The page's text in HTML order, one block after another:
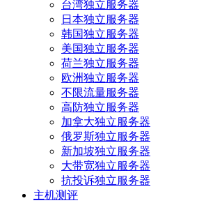
台湾独立服务器
日本独立服务器
韩国独立服务器
美国独立服务器
荷兰独立服务器
欧洲独立服务器
不限流量服务器
高防独立服务器
加拿大独立服务器
俄罗斯独立服务器
新加坡独立服务器
大带宽独立服务器
抗投诉独立服务器
主机测评